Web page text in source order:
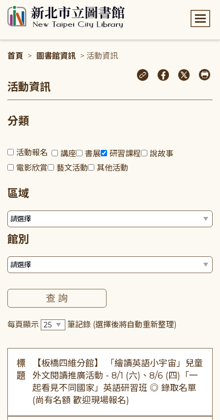
首頁 > 圖書館資訊 > 活動資訊
活動資訊
分類
活動報名 講座 書展 研習課程
說故事
電影欣賞
藝文活動 其他活動
區域
館別
每頁顯示 筆記錄 (選擇後將自動重新整理)
標
題
【板橋四維分館】 「繪讀英語小宇宙」兒童
外文閱讀推廣活動 - 8/1 (六)、8/6 (四)「一
起看見不同國家」英語研習班 ◎ 錄取名單
(尚有名額 歡迎現場報名)